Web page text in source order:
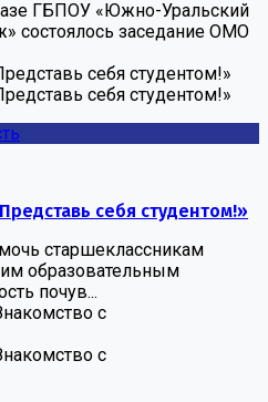
ГБПОУ «Южно-Уральский
состоялось заседание ОМО
себя студентом!»
себя студентом!»
себя студентом!»
старшеклассникам
образовательным
почув...
с
с